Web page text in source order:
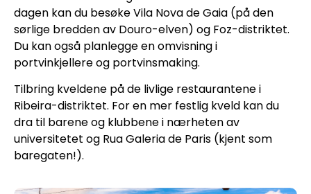
dagen kan du besøke Vila Nova de Gaia (på den
sørlige bredden av Douro-elven) og Foz-distriktet.
Du kan også planlegge en omvisning i
portvinkjellere og portvinsmaking.
Tilbring kveldene på de livlige restaurantene i
Ribeira-distriktet. For en mer festlig kveld kan du
dra til barene og klubbene i nærheten av
universitetet og Rua Galeria de Paris (kjent som
baregaten!).